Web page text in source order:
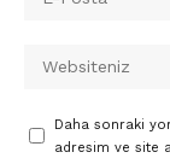
Daha sonraki
adresim ve site